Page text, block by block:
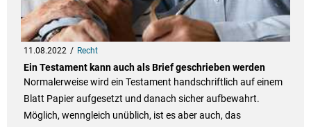
11.08.2022 Recht
Ein Testament kann auch als Brief geschrieben werden
Normalerweise wird ein Testament handschriftlich auf einem
Blatt Papier aufgesetzt und danach sicher aufbewahrt.
Möglich, wenngleich unüblich, ist es aber auch, das